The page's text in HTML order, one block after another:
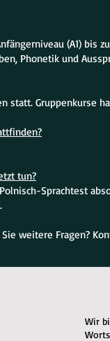
(A1) bis
Phonetik und
statt. Gruppenkurse
tun?
Sprachtest
Sie weitere Fragen?
Wir